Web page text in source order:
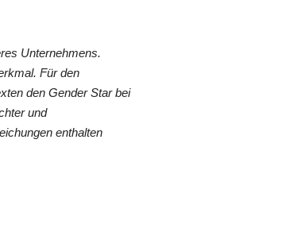
Unternehmens.
Für den
den Gender Star bei
und
enthalten